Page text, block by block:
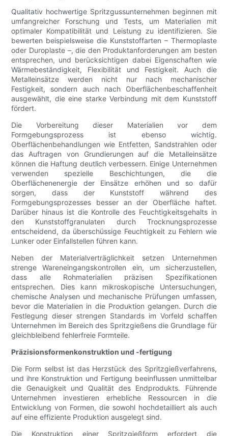
Qualitativ hochwertige Spritzgussunternehmen beginnen mit
umfangreicher Forschung und Tests, um Materialien mit
optimaler Kompatibilität und Leistung zu identifizieren. Sie
bewerten beispielsweise die Kunststoffarten – Thermoplaste
oder Duroplaste –, die den Produktanforderungen am besten
entsprechen, und berücksichtigen dabei Eigenschaften wie
Wärmebeständigkeit, Flexibilität und Festigkeit. Auch die
Metalleinsätze werden nicht nur nach mechanischer
Festigkeit, sondern auch nach Oberflächenbeschaffenheit
ausgewählt, die eine starke Verbindung mit dem Kunststoff
fördert.
Die Vorbereitung dieser Materialien vor dem
Formgebungsprozess ist ebenso wichtig.
Oberflächenbehandlungen wie Entfetten, Sandstrahlen oder
das Auftragen von Grundierungen auf die Metalleinsätze
können die Haftung deutlich verbessern. Einige Unternehmen
verwenden spezielle Beschichtungen, die die
Oberflächenenergie der Einsätze erhöhen und so dafür
sorgen, dass der Kunststoff während des
Formgebungsprozesses besser an der Oberfläche haftet.
Darüber hinaus ist die Kontrolle des Feuchtigkeitsgehalts in
den Kunststoffgranulaten durch Trocknungsprozesse
entscheidend, da überschüssige Feuchtigkeit zu Fehlern wie
Lunker oder Einfallstellen führen kann.
Neben der Materialverträglichkeit setzen Unternehmen
strenge Wareneingangskontrollen ein, um sicherzustellen,
dass alle Rohmaterialien präzisen Spezifikationen
entsprechen. Dies kann mikroskopische Untersuchungen,
chemische Analysen und mechanische Prüfungen umfassen,
bevor die Materialien in die Produktion gelangen. Durch die
Festlegung dieser strengen Standards im Vorfeld schaffen
Unternehmen im Bereich des Spritzgießens die Grundlage für
gleichbleibend fehlerfreie Formteile.
Präzisionsformenkonstruktion und -fertigung
Die Form selbst ist das Herzstück des Spritzgießverfahrens,
und ihre Konstruktion und Fertigung beeinflussen unmittelbar
die Genauigkeit und Qualität des Endprodukts. Führende
Unternehmen investieren erhebliche Ressourcen in die
Entwicklung von Formen, die sowohl hochdetailliert als auch
auf eine effiziente Produktion ausgelegt sind.
Die Konstruktion einer Spritzgießform erfordert die